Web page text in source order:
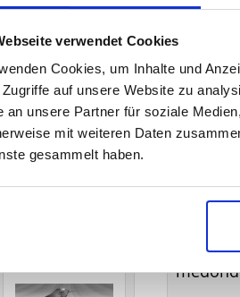
verwendet Cookies
Cookies, um Inhalte und
Zugriffe auf unsere Website zu
an unsere Partner für soziale
mit weiteren Daten
gesammelt haben.
Termine